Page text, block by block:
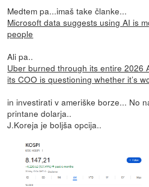
Medtem pa...imaš take članke...
Microsoft data suggests using AI is
people
Ali pa..
Uber burned through its entire 2026
its COO is questioning whether it’s
in investirati v ameriške borze... No
printane dolarja..
J.Koreja je boljša opcija..